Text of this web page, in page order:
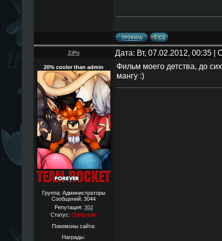
ZiPo Дата: Вт, 07.02.2012, 00:35
20% cooler than admin
Группа: Администраторы
Сообщений: 3044
Репутация: 302
Статус: Оффлайн
Покемоны сайта:
Награды:
Фильм моего детства, до
мангу :)